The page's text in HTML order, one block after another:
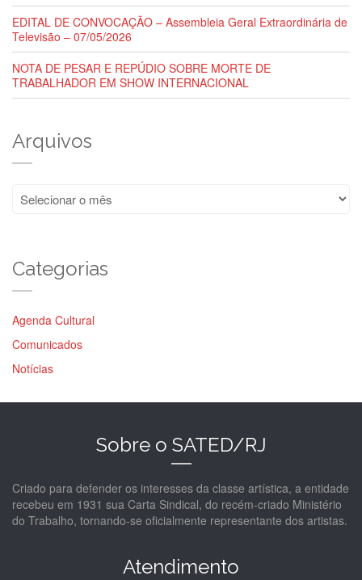
EDITAL DE CONVOCAÇÃO – Assembleia Geral Extraordinária de
Televisão – 07/05/2026
NOTA DE PESAR E REPÚDIO SOBRE MORTE DE
TRABALHADOR EM SHOW INTERNACIONAL
Arquivos
Arquivos
Categorias
Agenda Cultural
Comunicados
Notícias
Sobre o SATED/RJ
Criado para defender os interesses da classe artística, a entidade
recebeu em 1931 sua Carta Sindical, do recém-criado Ministério
do Trabalho, tornando-se oficialmente representante dos artistas.
Atendimento